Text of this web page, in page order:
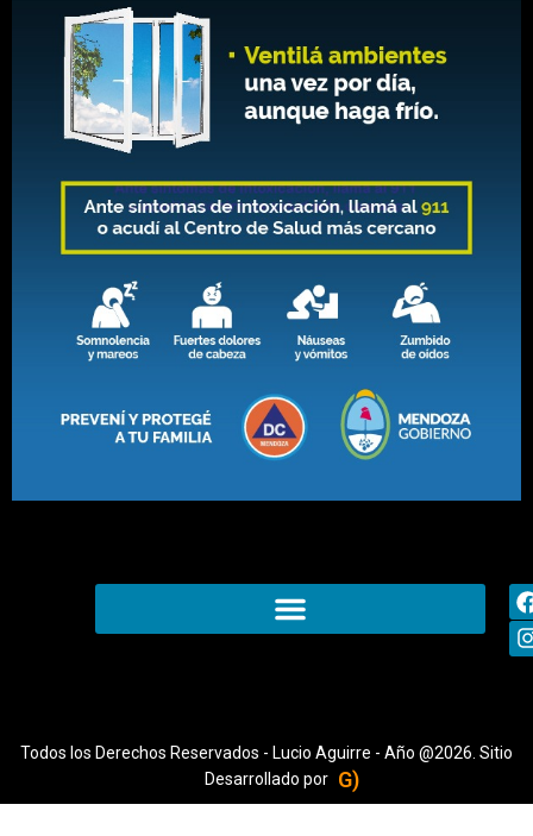
Todos los Derechos Reservados - Lucio Aguirre - Año @2026. Sitio
Desarrollado por G)